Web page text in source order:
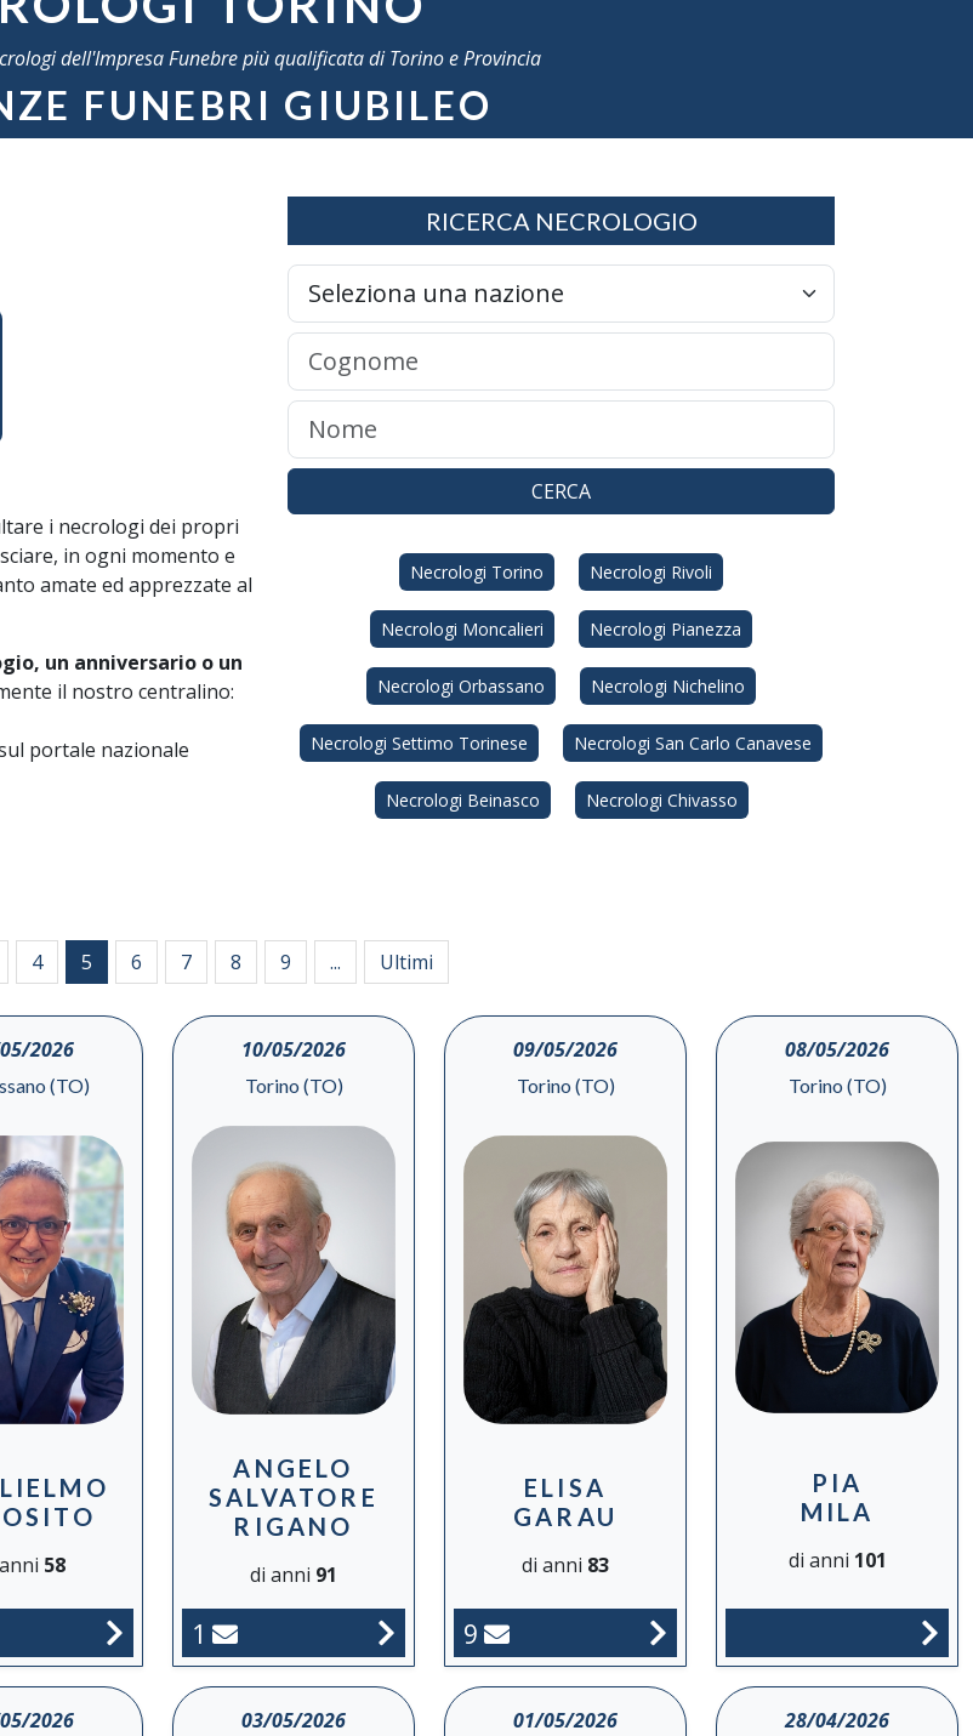
dell'Impresa Funebre più qualificata di Torino e Provincia
FUNEBRI GIUBILEO
i necrologi dei propri
in ogni momento e
amate ed apprezzate al
un anniversario o un
il nostro centralino:
portale nazionale
RICERCA NECROLOGIO
CERCA
Necrologi Torino Necrologi Rivoli
Necrologi Moncalieri Necrologi Pianezza
Necrologi Orbassano Necrologi Nichelino
Necrologi Settimo Torinese Necrologi San Carlo Canavese
Necrologi Beinasco Necrologi Chivasso
4 5 6 7 8 9 ... Ultimi
2026
(TO)
58
10/05/2026
Torino (TO)
ANGELO
SALVATORE
RIGANO
di anni 91
1
09/05/2026
Torino (TO)
ELISA
GARAU
di anni 83
9
08/05/2026
Torino (TO)
PIA
MILA
di anni 101
2026 03/05/2026 01/05/2026 28/04/2026